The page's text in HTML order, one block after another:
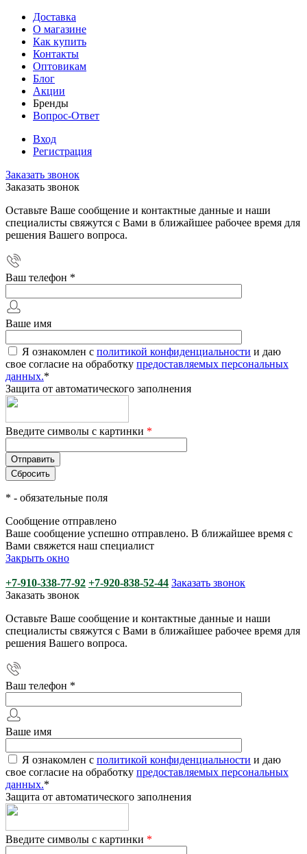
Доставка
О магазине
Как купить
Контакты
Оптовикам
Блог
Акции
Бренды
Вопрос-Ответ
Вход
Регистрация
Заказать звонок
Заказать звонок
Оставьте Ваше сообщение и контактные данные и наши
специалисты свяжутся с Вами в ближайшее рабочее время для
решения Вашего вопроса.
Ваш телефон *
Ваше имя
Я ознакомлен с политикой конфиденциальности и даю
свое согласие на обработку предоставляемых персональных
данных.*
Защита от автоматического заполнения
Введите символы с картинки *
* - обязательные поля
Сообщение отправлено
Ваше сообщение успешно отправлено. В ближайшее время с
Вами свяжется наш специалист
Закрыть окно
+7-910-338-77-92 +7-920-838-52-44 Заказать звонок
Заказать звонок
Оставьте Ваше сообщение и контактные данные и наши
специалисты свяжутся с Вами в ближайшее рабочее время для
решения Вашего вопроса.
Ваш телефон *
Ваше имя
Я ознакомлен с политикой конфиденциальности и даю
свое согласие на обработку предоставляемых персональных
данных.*
Защита от автоматического заполнения
Введите символы с картинки *